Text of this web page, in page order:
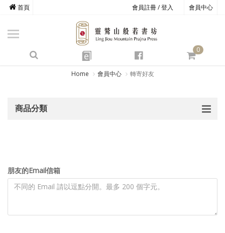
會員註冊 / 登入 會員中心
首頁
e
0
商品總覽
心道書庫
靈鷲叢書
心靈影音
Home 會員中心 轉寄好友
商品分類
朋友的Email信箱